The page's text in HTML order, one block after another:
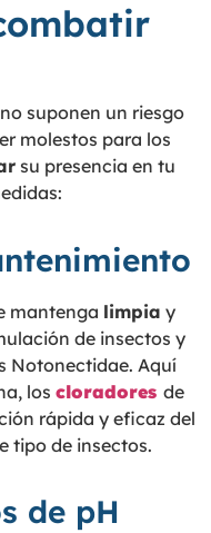
suponen un riesgo
molestos para los
su presencia en tu
mantenga limpia y
de insectos y
Notonectidae. Aquí
los cloradores de
rápida y eficaz del
tipo de insectos.
de pH